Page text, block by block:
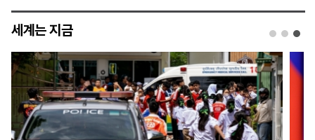
세계는 지금